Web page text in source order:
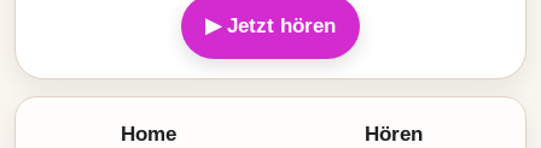
▶ Jetzt hören
Home Hören